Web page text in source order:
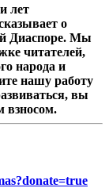
лет
о
Диаспоре. Мы
читателей,
народа и
нашу работу
вы
взносом.